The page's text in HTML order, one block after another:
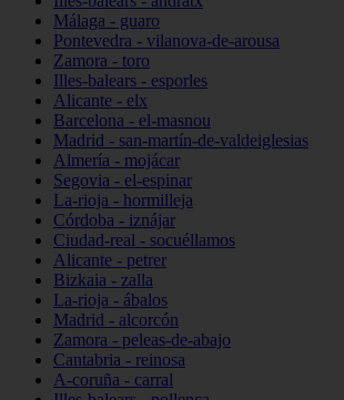
Málaga - guaro
Pontevedra - vilanova-de-arousa
Zamora - toro
Illes-balears - esporles
Alicante - elx
Barcelona - el-masnou
Madrid - san-martín-de-valdeiglesias
Almería - mojácar
Segovia - el-espinar
La-rioja - hormilleja
Córdoba - iznájar
Ciudad-real - socuéllamos
Alicante - petrer
Bizkaia - zalla
La-rioja - ábalos
Madrid - alcorcón
Zamora - peleas-de-abajo
Cantabria - reinosa
A-coruña - carral